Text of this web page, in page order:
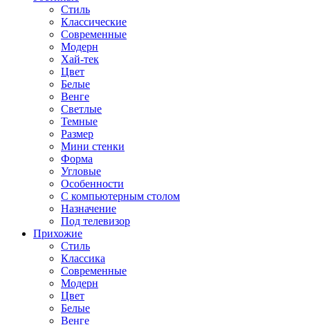
Стиль
Классические
Современные
Модерн
Хай-тек
Цвет
Белые
Венге
Светлые
Темные
Размер
Мини стенки
Форма
Угловые
Особенности
С компьютерным столом
Назначение
Под телевизор
Прихожие
Стиль
Классика
Современные
Модерн
Цвет
Белые
Венге